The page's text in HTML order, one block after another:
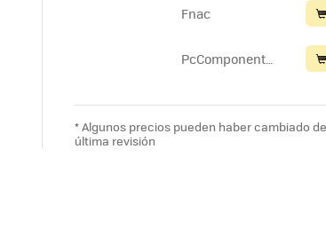
Fnac
PcComponente
* Algunos precios pueden haber cambiado
última revisión